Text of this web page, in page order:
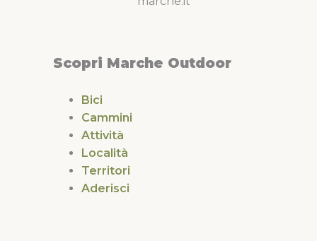
Scopri Marche Outdoor
Bici
Cammini
Attività
Località
Territori
Aderisci